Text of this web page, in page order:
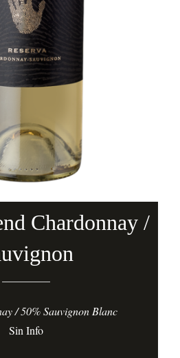
Chardonnay /
/ 50% Sauvignon Blanc
Sin Info